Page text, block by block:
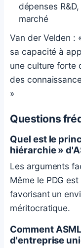
dépenses
marché
Van der Velden :
sa capacité à
une culture forte
des
»
Questions
Quel est le
hiérarchie »
Les arguments
Même le PDG
favorisant un
méritocratique.
Comment
d'entreprise